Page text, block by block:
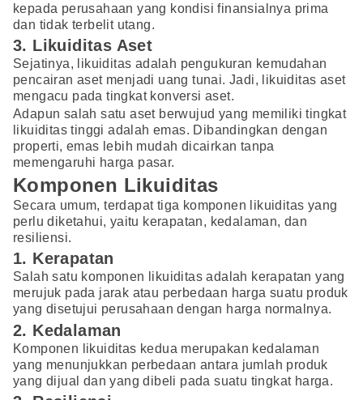
kepada perusahaan yang kondisi finansialnya prima
dan tidak terbelit utang.
3. Likuiditas Aset
Sejatinya, likuiditas adalah pengukuran kemudahan
pencairan aset menjadi uang tunai. Jadi, likuiditas aset
mengacu pada tingkat konversi aset.
Adapun salah satu aset berwujud yang memiliki tingkat
likuiditas tinggi adalah emas. Dibandingkan dengan
properti, emas lebih mudah dicairkan tanpa
memengaruhi harga pasar.
Komponen Likuiditas
Secara umum, terdapat tiga komponen likuiditas yang
perlu diketahui, yaitu kerapatan, kedalaman, dan
resiliensi.
1. Kerapatan
Salah satu komponen likuiditas adalah kerapatan yang
merujuk pada jarak atau perbedaan harga suatu produk
yang disetujui perusahaan dengan harga normalnya.
2. Kedalaman
Komponen likuiditas kedua merupakan kedalaman
yang menunjukkan perbedaan antara jumlah produk
yang dijual dan yang dibeli pada suatu tingkat harga.